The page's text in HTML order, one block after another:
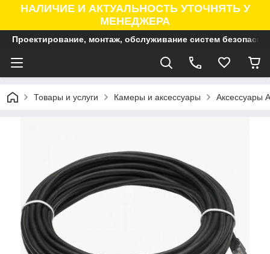
НАЛИЧИЕ И АКТУАЛЬНОСТЬ УТОЧНЯТЬ У
МЕНЕДЖЕРА
Проектирование, монтаж, обслуживание систем
Товары и услуги Камеры и аксессуары Аксессуары